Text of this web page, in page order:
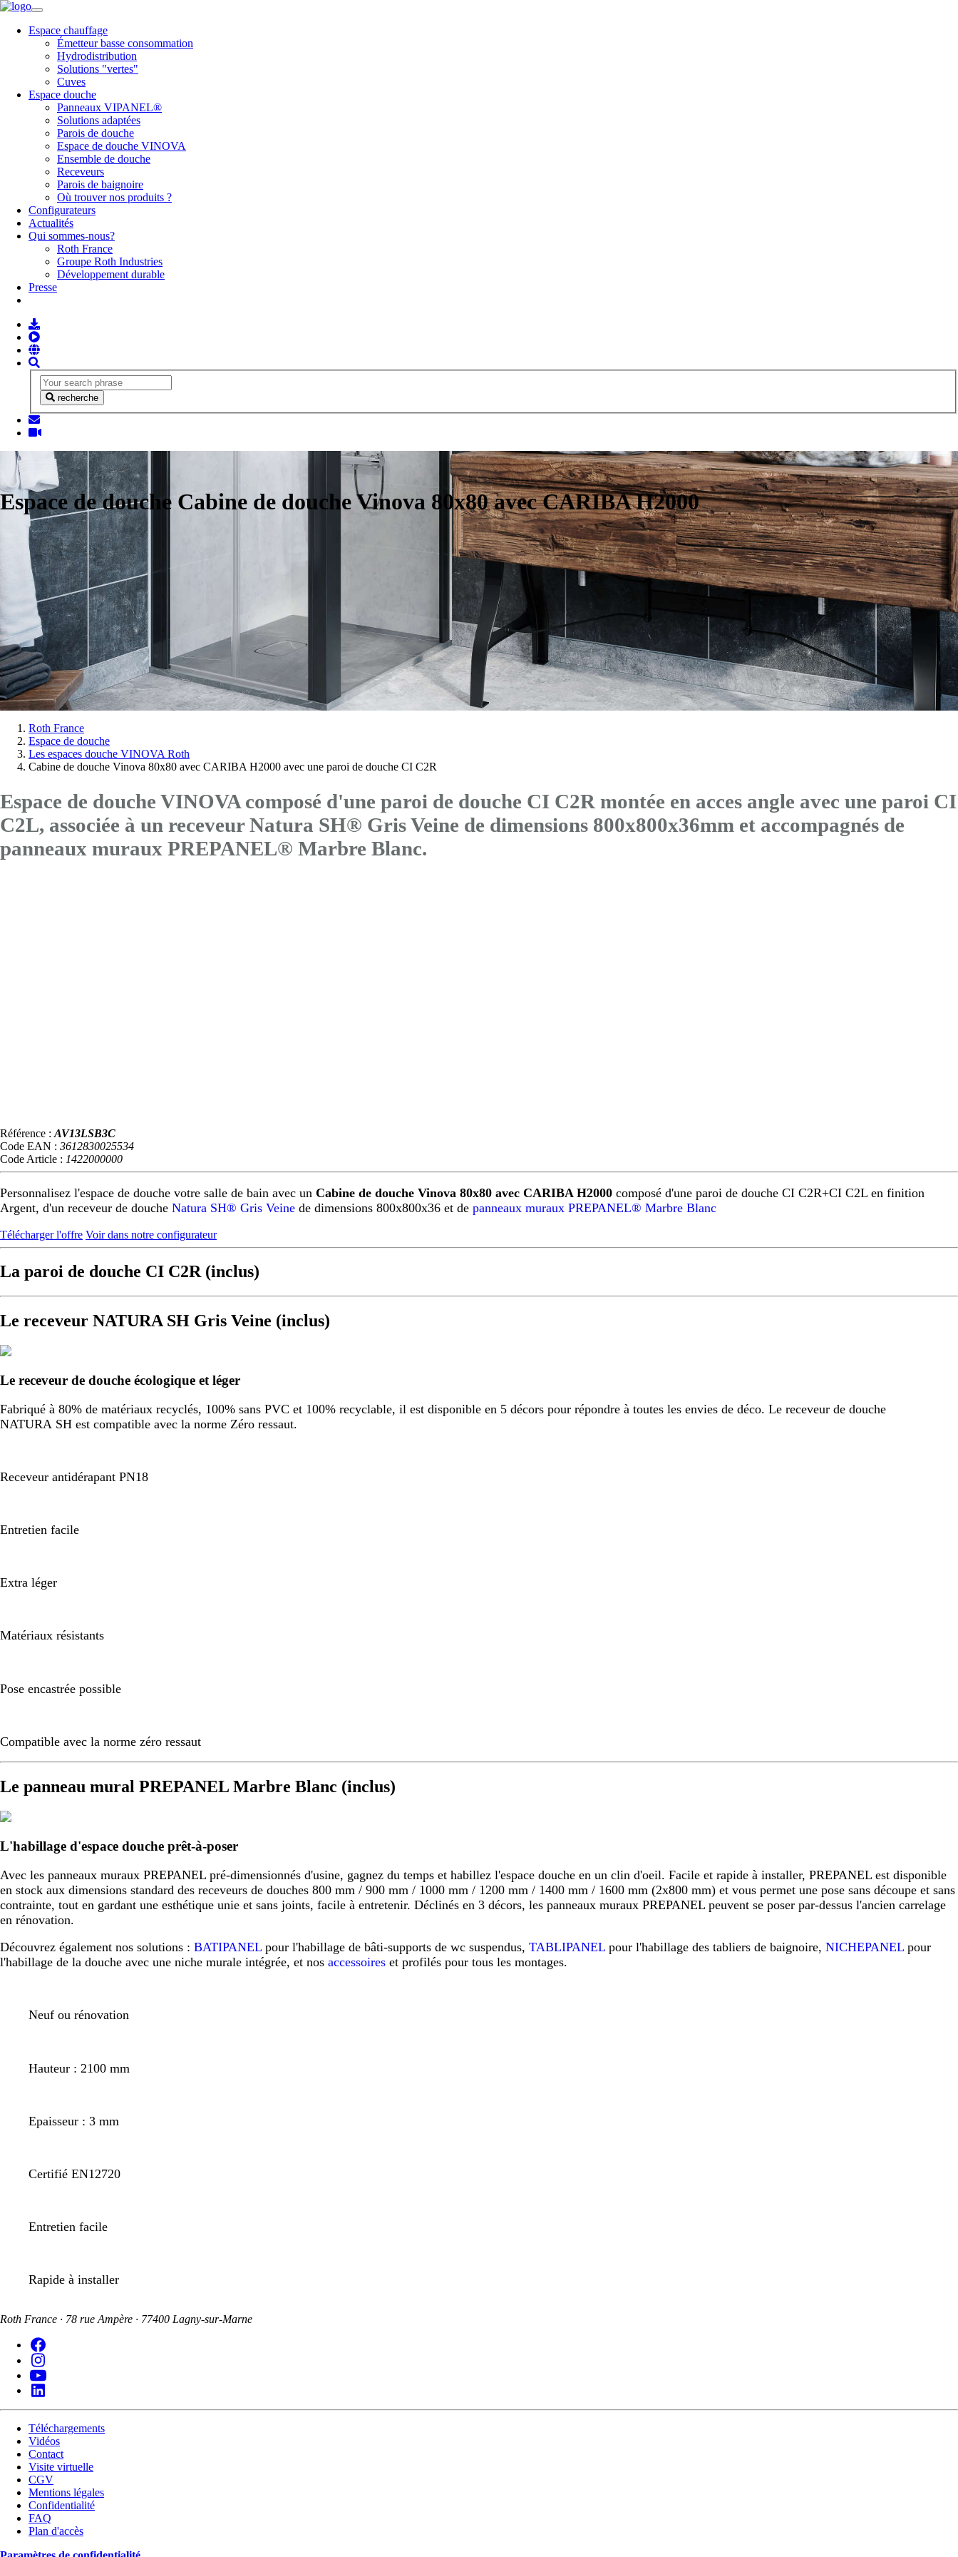
Espace chauffage
Émetteur basse consommation
Hydrodistribution
Solutions "vertes"
Cuves
Espace douche
Panneaux VIPANEL®
Solutions adaptées
Parois de douche
Espace de douche VINOVA
Ensemble de douche
Receveurs
Parois de baignoire
Où trouver nos produits ?
Configurateurs
Actualités
Qui sommes-nous?
Roth France
Groupe Roth Industries
Développement durable
Presse
recherche
Espace de douche Cabine de douche Vinova 80x80 avec CARIBA H2000
Vous
êtes
Roth France
Espace de douche
Les espaces douche VINOVA Roth
Cabine de douche Vinova 80x80 avec CARIBA H2000 avec une paroi de douche CI C2R
Espace de douche VINOVA composé d'une paroi de douche CI C2R montée en acces angle avec une paroi CI
C2L, associée à un receveur Natura SH® Gris Veine de dimensions 800x800x36mm et accompagnés de
panneaux muraux PREPANEL® Marbre Blanc.
Référence : AV13LSB3C
Code EAN : 3612830025534
Code Article : 1422000000
Personnalisez l'espace de douche votre salle de bain avec un Cabine de douche Vinova 80x80 avec CARIBA H2000 composé d'une paroi de douche CI C2R+CI C2L en finition
Argent, d'un receveur de douche Natura SH® Gris Veine de dimensions 800x800x36 et de panneaux muraux PREPANEL® Marbre Blanc
Télécharger l'offre Voir dans notre configurateur
La paroi de douche CI C2R (inclus)
Le receveur NATURA SH Gris Veine (inclus)
Le receveur de douche écologique et léger
Fabriqué à 80% de matériaux recyclés, 100% sans PVC et 100% recyclable, il est disponible en 5 décors pour répondre à toutes les envies de déco. Le receveur de douche
NATURA SH est compatible avec la norme Zéro ressaut.
Receveur antidérapant PN18
Entretien facile
Extra léger
Matériaux résistants
Pose encastrée possible
Compatible avec la norme zéro ressaut
Le panneau mural PREPANEL Marbre Blanc (inclus)
L'habillage d'espace douche prêt-à-poser
Avec les panneaux muraux PREPANEL pré-dimensionnés d'usine, gagnez du temps et habillez l'espace douche en un clin d'oeil. Facile et rapide à installer, PREPANEL est disponible
en stock aux dimensions standard des receveurs de douches 800 mm / 900 mm / 1000 mm / 1200 mm / 1400 mm / 1600 mm (2x800 mm) et vous permet une pose sans découpe et sans
contrainte, tout en gardant une esthétique unie et sans joints, facile à entretenir. Déclinés en 3 décors, les panneaux muraux PREPANEL peuvent se poser par-dessus l'ancien carrelage
en rénovation.
Découvrez également nos solutions : BATIPANEL pour l'habillage de bâti-supports de wc suspendus, TABLIPANEL pour l'habillage des tabliers de baignoire, NICHEPANEL pour
l'habillage de la douche avec une niche murale intégrée, et nos accessoires et profilés pour tous les montages.
Neuf ou rénovation
Hauteur : 2100 mm
Epaisseur : 3 mm
Certifié EN12720
Entretien facile
Rapide à installer
Roth France · 78 rue Ampère · 77400 Lagny-sur-Marne
Téléchargements
Vidéos
Contact
Visite virtuelle
CGV
Mentions légales
Confidentialité
FAQ
Plan d'accès